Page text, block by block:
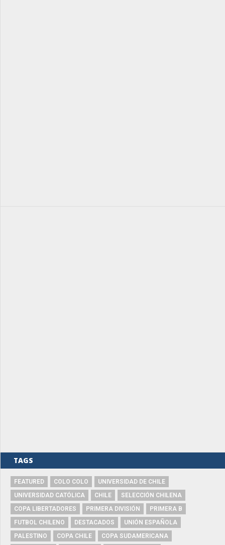
TAGS
FEATURED COLO COLO
UNIVERSIDAD DE CHILE
UNIVERSIDAD CATÓLICA
CHILE
SELECCIÓN CHILENA
COPA LIBERTADORES
PRIMERA DIVISIÓN
PRIMERA B
FUTBOL CHILENO
DESTACADOS
UNIÓN ESPAÑOLA
PALESTINO
COPA CHILE
COPA SUDAMERICANA